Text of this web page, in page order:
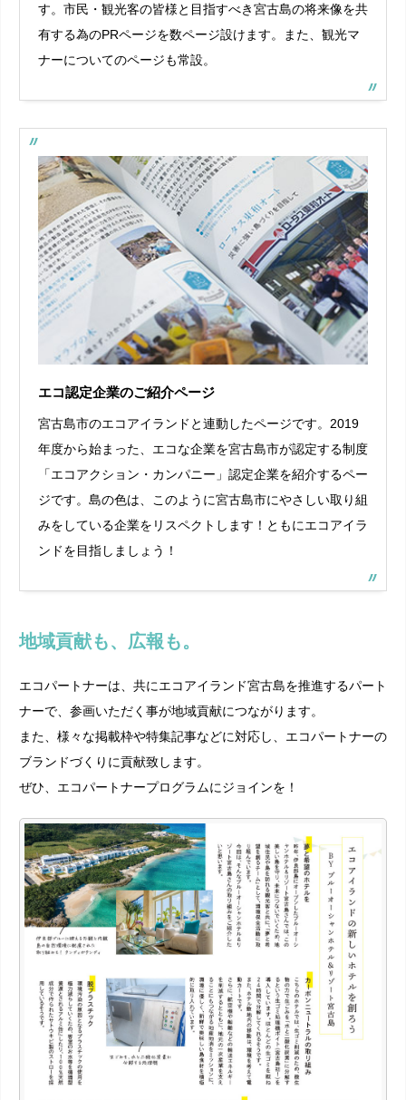
す。市民・観光客の皆様と目指すべき宮古島の将来像を共
有する為のPRページを数ページ設けます。また、観光マ
ナーについてのページも常設。
エコ認定企業のご紹介ページ
宮古島市のエコアイランドと連動したページです。2019
年度から始まった、エコな企業を宮古島市が認定する制度
「エコアクション・カンパニー」認定企業を紹介するペー
ジです。島の色は、このように宮古島市にやさしい取り組
みをしている企業をリスペクトします！ともにエコアイラ
ンドを目指しましょう！
地域貢献も、広報も。
エコパートナーは、共にエコアイランド宮古島を推進するパート
ナーで、参画いただく事が地域貢献につながります。
また、様々な掲載枠や特集記事などに対応し、エコパートナーの
ブランドづくりに貢献致します。
ぜひ、エコパートナープログラムにジョインを！